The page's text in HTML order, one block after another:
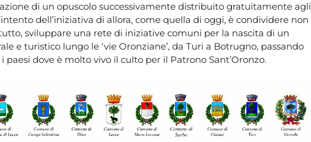
di un opuscolo successivamente distribuito gratuitamente agli
dell’iniziativa di allora, come quella di oggi, è condividere non
sviluppare una rete di iniziative comuni per la nascita di un
e turistico lungo le ‘vie Oronziane’, da Turi a Botrugno, passando
paesi dove è molto vivo il culto per il Patrono Sant’Oronzo.